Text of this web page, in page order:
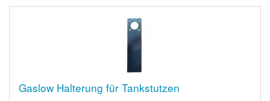
Gaslow Halterung für Tankstutzen